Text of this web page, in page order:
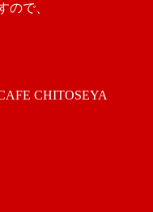
ので、
CHITOSEYA